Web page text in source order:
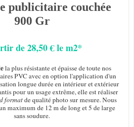
publicitaire couchée
900 Gr
de 28,50 € le m2*
la plus résistante et épaisse de toute nos
PVC avec en option l'application d'un
longue durée en intérieur et extérieur
pour un usage extrême, elle est réaliser
formatde qualité photo sur mesure. Nous
maximum de 12 m de long et 5 de large
sans soudure.